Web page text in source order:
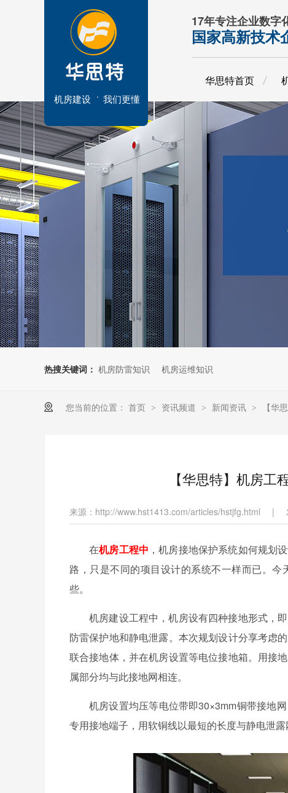
机房建设 我们更懂
17年专注企业数字
国家高新技术
华思特首页
热搜关键词： 机房防雷知识 机房运维知识
您当前的位置： 首页 > 资讯频道 > 新闻资讯 > 【华
【华思特】机房工
来源：http://www.hst1413.com/articles/hstjfg.html |
在机房工程中 ，机房接地保护系统如何规划
路，只是不同的项目设计的系统不一样而已。今
些。
机房建设工程中，机房设有四种接地形式，
防雷保护地和静电泄露。本次规划设计分享考虑
联合接地体，并在机房设置等电位接地箱。用接
属部分均与此接地网相连。
机房设置均压等电位带即30×3mm铜带接地
专用接地端子，用软铜线以最短的长度与静电泄露